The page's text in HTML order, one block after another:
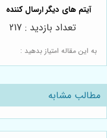
به این مقاله امتیاز بدهید :
تعداد بازدید : 217
مطالب مشابه